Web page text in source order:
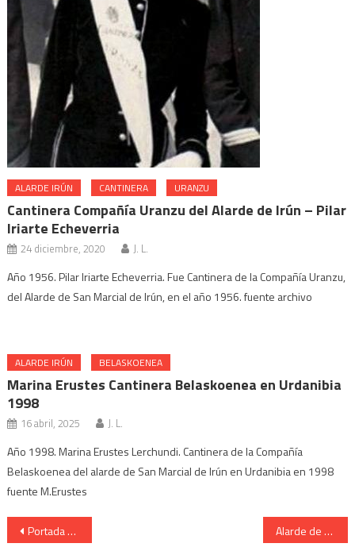
ALARDE IRÚN CANTINERA URANZU
Cantinera Compañía Uranzu del Alarde de Irún – Pilar
Iriarte Echeverria
24 diciembre, 2020 J. L.
Año 1956. Pilar Iriarte Echeverria. Fue Cantinera de la Compañía Uranzu,
del Alarde de San Marcial de Irún, en el año 1956. fuente archivo
ALARDE IRÚN BELASKOENEA
Marina Erustes Cantinera Belaskoenea en Urdanibia
1998
16 abril, 2025 J. L.
Año 1998. Marina Erustes Lerchundi. Cantinera de la Compañía
Belaskoenea del alarde de San Marcial de Irún en Urdanibia en 1998
fuente M.Erustes
Navegación
Portada del programa del Alarde 2019.Alarde de San Marcial de Irun. Alarde de San Marcial De Irun. Cantinera de Caballeria.